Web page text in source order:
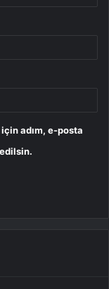
adım, e-posta